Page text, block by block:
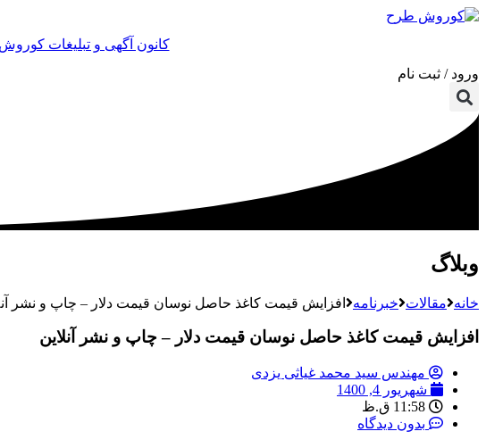
کانون آگهی و تبلیغات
ورود / ثبت نام
وبلاگ
خانه مقالات خبرنامه افزایش قیمت کاغذ حاصل نوسان قیمت دلار – چاپ و نشر
افزایش قیمت کاغذ حاصل نوسان قیمت دلار – چاپ و نشر آنلاین
مهندس سید محمد غیاثی یزدی
شهریور 4, 1400
11:58 ق.ظ
بدون دیدگاه